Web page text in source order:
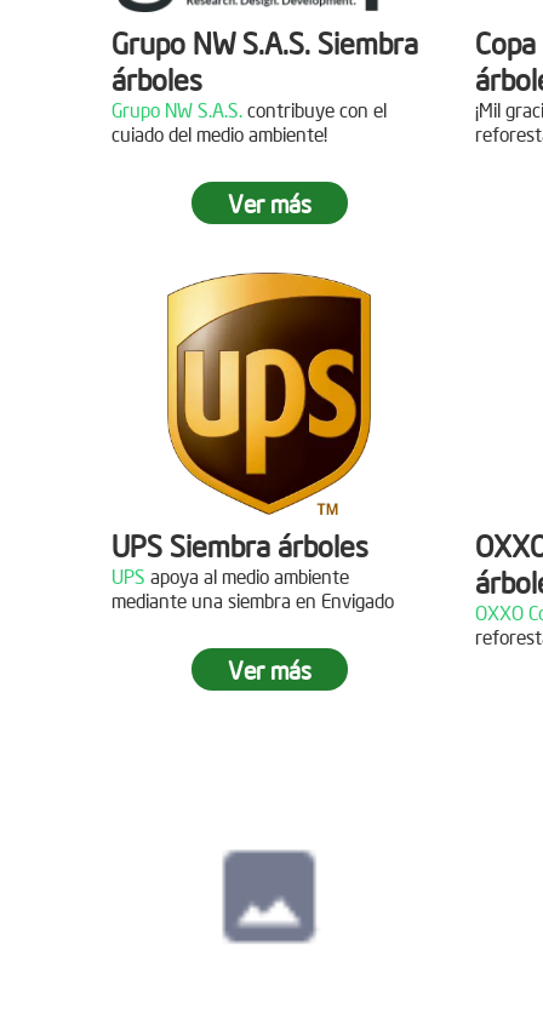
Grupo NW S.A.S. Siembra
árboles
Grupo NW S.A.S. contribuye con el
cuiado del medio ambiente!
Jornada de reforestación
05 de Abril de 2019
Asistentes:
15 personas
Descripción
¡Gracias al Grupo NW por
acompañarnos en nuestras jornadas
de reforestación!
04 de Diciembre de
Ver más
¡Mil
UPS Siembra árboles
UPS apoya al medio ambiente
mediante una siembra en Envigado
Ver más
OXXO